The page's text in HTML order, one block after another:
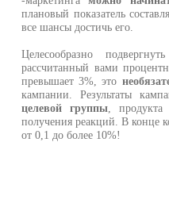
плановый показатель
все шансы достичь его.
Целесообразно
рассчитанный вами
превышает 3%, это
кампании. Результаты
целевой группы ,
получения реакций. В конце
от 0,1 до более 10%!